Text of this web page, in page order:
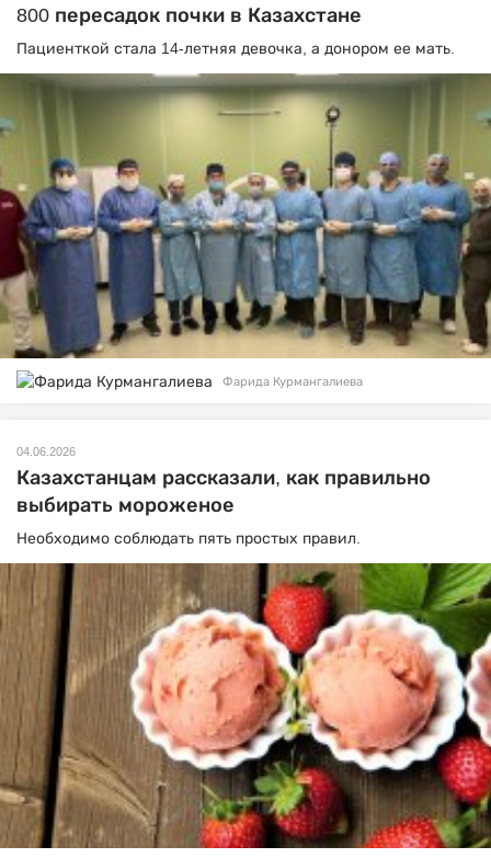
800 пересадок почки в Казахстане
Пациенткой стала 14-летняя девочка, а донором ее мать.
Фарида Курмангалиева
04.06.2026
Казахстанцам рассказали, как правильно
выбирать мороженое
Необходимо соблюдать пять простых правил.